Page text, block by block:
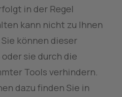
in der Regel
kann nicht zu Ihnen
können dieser
sie durch die
Tools verhindern.
dazu finden Sie in